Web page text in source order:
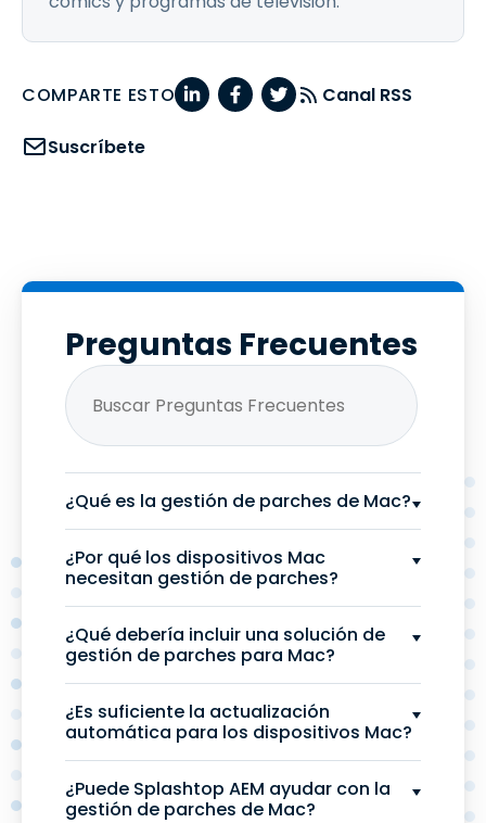
COMPARTE ESTO Canal RSS
Suscríbete
Preguntas Frecuentes
¿Qué es la gestión de parches de Mac?
¿Por qué los dispositivos Mac
necesitan gestión de parches?
¿Qué debería incluir una solución de
gestión de parches para Mac?
¿Es suficiente la actualización
automática para los dispositivos Mac?
¿Puede Splashtop AEM ayudar con la
gestión de parches de Mac?